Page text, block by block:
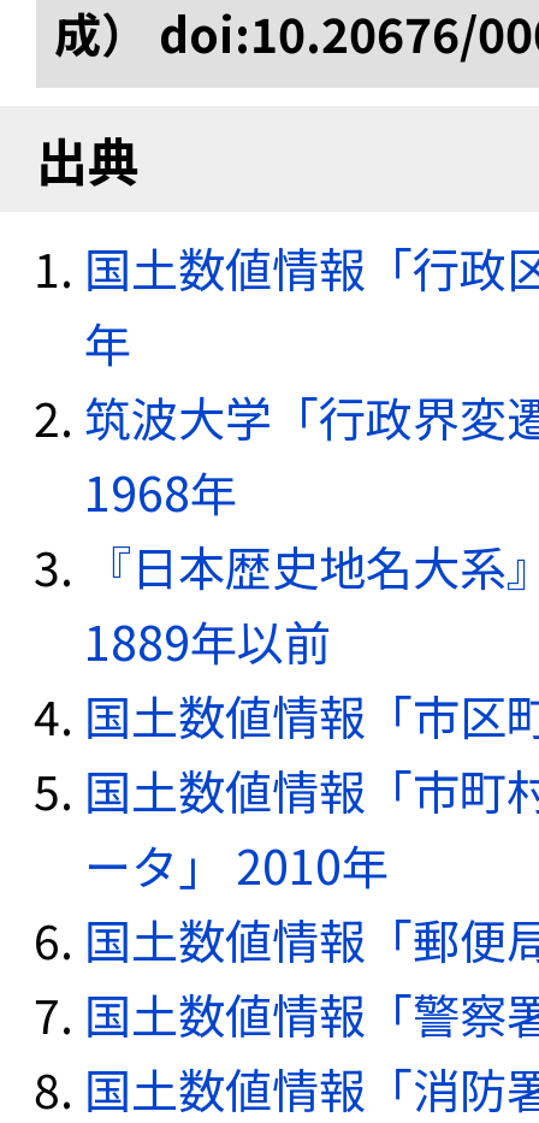
成） doi:10.20676/
出典
国土数値情報「行政
年
筑波大学「行政界変
1968年
『日本歴史地名大
1889年以前
国土数値情報「市区
国土数値情報「市町
ータ」 2010年
国土数値情報「郵便
国土数値情報「警察
国土数値情報「消防